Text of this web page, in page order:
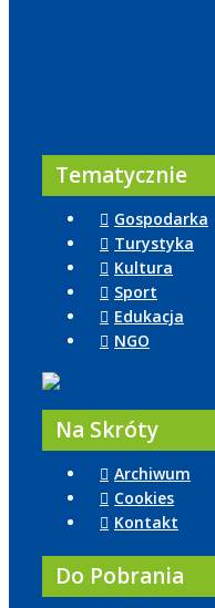
Tematycznie
Gospodarka
Turystyka
Kultura
Sport
Edukacja
NGO
Na Skróty
Archiwum
Cookies
Kontakt
Do Pobrania